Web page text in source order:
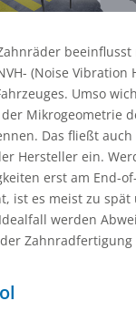
beeinflusst
(Noise Vibration
Umso
Mikrogeometrie
Das fließt
Hersteller ein.
erst am End-
ist es meist zu
werden